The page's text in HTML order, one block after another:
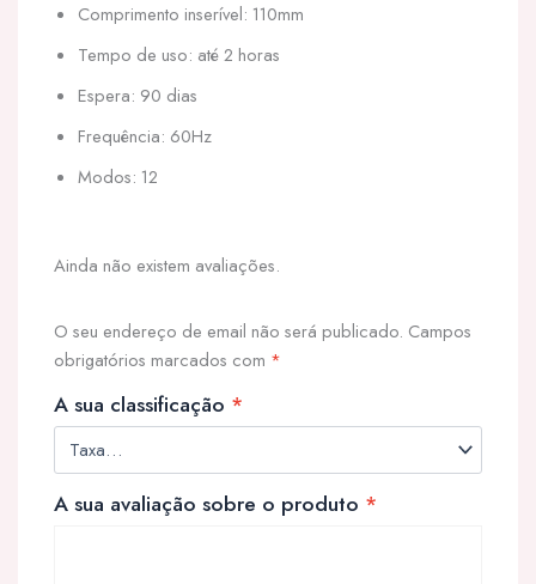
Comprimento inserível: 110mm
Tempo de uso: até 2 horas
Espera: 90 dias
Frequência: 60Hz
Modos: 12
Ainda não existem avaliações.
O seu endereço de email não será publicado. Campos
obrigatórios marcados com *
A sua classificação *
A sua avaliação sobre o produto *